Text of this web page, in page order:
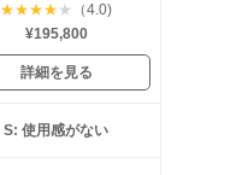
★★★★ ★
（4.0)
¥195,800
詳細を見る
S: 使用感がない